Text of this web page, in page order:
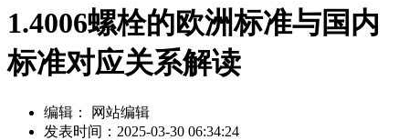
1.4006螺栓的欧洲标准与国内
标准对应关系解读
编辑： 网站编辑
发表时间：2025-03-30 06:34:24